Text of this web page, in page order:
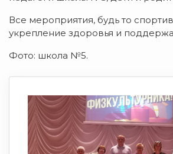
Все мероприятия, будь то
укрепление здоровья и
Фото: школа №5.